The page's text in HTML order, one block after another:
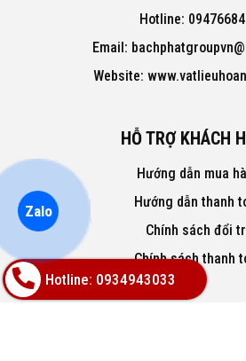
Hotline:
Email:
Website:
HỖ TRỢ KHÁCH
Hướng dẫn mua
Hướng dẫn thanh
Chính sách đổi
Chính sách thanh
Hotline: 0934943033
Zalo